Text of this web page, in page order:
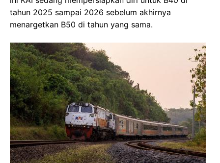
tahun 2025 sampai 2026 sebelum akhirnya
menargetkan B50 di tahun yang sama.